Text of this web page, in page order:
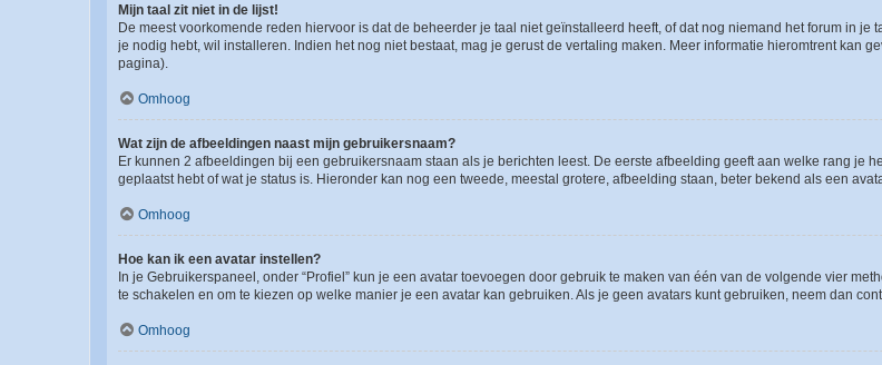
Mijn taal zit niet in de lijst!
De meest voorkomende reden hiervoor is dat de beheerder je taal niet geïnstalleerd heeft, of dat nog niemand het forum in
je nodig hebt, wil installeren. Indien het nog niet bestaat, mag je gerust de vertaling maken. Meer informatie hieromtrent kan
pagina).
Omhoog
Wat zijn de afbeeldingen naast mijn gebruikersnaam?
Er kunnen 2 afbeeldingen bij een gebruikersnaam staan als je berichten leest. De eerste afbeelding geeft aan welke rang je
geplaatst hebt of wat je status is. Hieronder kan nog een tweede, meestal grotere, afbeelding staan, beter bekend als een
Omhoog
Hoe kan ik een avatar instellen?
In je Gebruikerspaneel, onder “Profiel” kun je een avatar toevoegen door gebruik te maken van één van de volgende vier
te schakelen en om te kiezen op welke manier je een avatar kan gebruiken. Als je geen avatars kunt gebruiken, neem dan
Omhoog